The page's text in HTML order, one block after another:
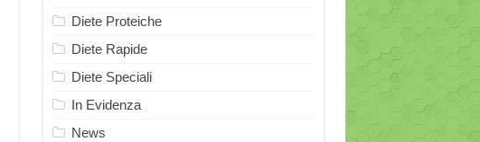
Diete Proteiche
Diete Rapide
Diete Speciali
In Evidenza
News